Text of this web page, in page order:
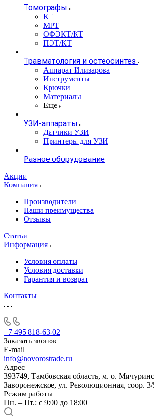
Томографы
КТ
МРТ
ОФЭКТ/КТ
ПЭТ/КТ
Травматология и остеосинтез
Аппарат Илизарова
Инструменты
Крючки
Материалы
Еще
УЗИ-аппараты
Датчики УЗИ
Принтеры для УЗИ
Разное оборудование
Акции
Компания
Производители
Наши преимущества
Отзывы
Статьи
Информация
Условия оплаты
Условия доставки
Гарантия и возврат
Контакты
+7 495 818-63-02
Заказать звонок
E-mail
info@novorostrade.ru
Адрес
393749, Тамбовская область, м. о.
Заворонежское, ул. Революционная, соор. 3/
Режим работы
Пн. – Пт.: с 9:00 до 18:00